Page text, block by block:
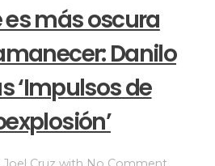
es más oscura
Danilo
‘Impulsos de